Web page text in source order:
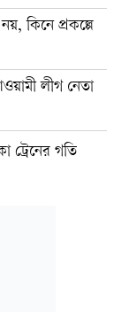
কিনে প্রকল্পে
লীগ নেতা
ট্রেনের গতি